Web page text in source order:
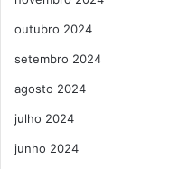
outubro 2024
setembro 2024
agosto 2024
julho 2024
junho 2024